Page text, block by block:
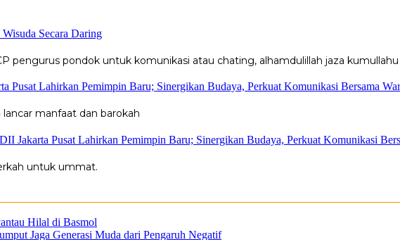
Secara Daring
pengurus pondok untuk komunikasi atau chating, alhamdulillah jaza
Pusat Lahirkan Pemimpin Baru; Sinergikan Budaya, Perkuat Komunikasi Bersama
manfaat dan barokah
Jakarta Pusat Lahirkan Pemimpin Baru; Sinergikan Budaya, Perkuat Komunikasi
untuk ummat.
Hilal di Basmol
Jaga Generasi Muda dari Pengaruh Negatif